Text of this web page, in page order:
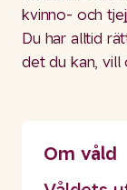
kvinno- och
Du har alltid
det du kan, vill
Om våld